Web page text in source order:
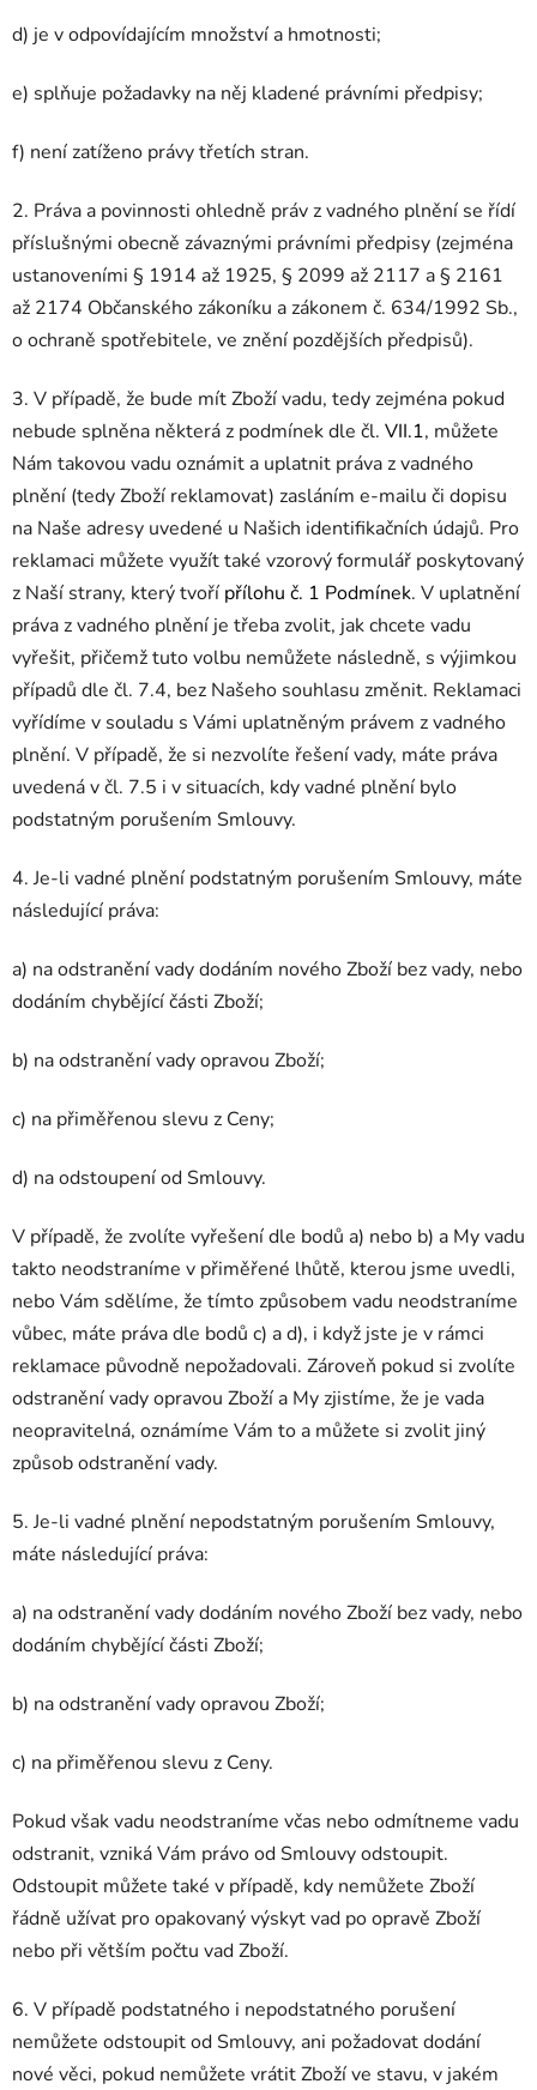
d) je v odpovídajícím množství a hmotnosti;
e) splňuje požadavky na něj kladené právními předpisy;
f) není zatíženo právy třetích stran.
2. Práva a povinnosti ohledně práv z vadného plnění se řídí
příslušnými obecně závaznými právními předpisy (zejména
ustanoveními § 1914 až 1925, § 2099 až 2117 a § 2161
až 2174 Občanského zákoníku a zákonem č. 634/1992 Sb.,
o ochraně spotřebitele, ve znění pozdějších předpisů).
3. V případě, že bude mít Zboží vadu, tedy zejména pokud
nebude splněna některá z podmínek dle čl. VII.1, můžete
Nám takovou vadu oznámit a uplatnit práva z vadného
plnění (tedy Zboží reklamovat) zasláním e-mailu či dopisu
na Naše adresy uvedené u Našich identifikačních údajů. Pro
reklamaci můžete využít také vzorový formulář poskytovaný
z Naší strany, který tvoří přílohu č. 1 Podmínek. V uplatnění
práva z vadného plnění je třeba zvolit, jak chcete vadu
vyřešit, přičemž tuto volbu nemůžete následně, s výjimkou
případů dle čl. 7.4, bez Našeho souhlasu změnit. Reklamaci
vyřídíme v souladu s Vámi uplatněným právem z vadného
plnění. V případě, že si nezvolíte řešení vady, máte práva
uvedená v čl. 7.5 i v situacích, kdy vadné plnění bylo
podstatným porušením Smlouvy.
4. Je-li vadné plnění podstatným porušením Smlouvy, máte
následující práva:
a) na odstranění vady dodáním nového Zboží bez vady, nebo
dodáním chybějící části Zboží;
b) na odstranění vady opravou Zboží;
c) na přiměřenou slevu z Ceny;
d) na odstoupení od Smlouvy.
V případě, že zvolíte vyřešení dle bodů a) nebo b) a My vadu
takto neodstraníme v přiměřené lhůtě, kterou jsme uvedli,
nebo Vám sdělíme, že tímto způsobem vadu neodstraníme
vůbec, máte práva dle bodů c) a d), i když jste je v rámci
reklamace původně nepožadovali. Zároveň pokud si zvolíte
odstranění vady opravou Zboží a My zjistíme, že je vada
neopravitelná, oznámíme Vám to a můžete si zvolit jiný
způsob odstranění vady.
5. Je-li vadné plnění nepodstatným porušením Smlouvy,
máte následující práva:
a) na odstranění vady dodáním nového Zboží bez vady, nebo
dodáním chybějící části Zboží;
b) na odstranění vady opravou Zboží;
c) na přiměřenou slevu z Ceny.
Pokud však vadu neodstraníme včas nebo odmítneme vadu
odstranit, vzniká Vám právo od Smlouvy odstoupit.
Odstoupit můžete také v případě, kdy nemůžete Zboží
řádně užívat pro opakovaný výskyt vad po opravě Zboží
nebo při větším počtu vad Zboží.
6. V případě podstatného i nepodstatného porušení
nemůžete odstoupit od Smlouvy, ani požadovat dodání
nové věci, pokud nemůžete vrátit Zboží ve stavu, v jakém